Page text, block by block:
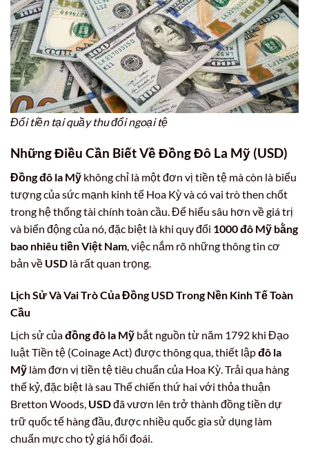
Đổi tiền tại quầy thu đổi ngoại tệ
Những Điều Cần Biết Về Đồng Đô La Mỹ (USD)
Đồng đô la Mỹ không chỉ là một đơn vị tiền tệ mà còn là biểu
tượng của sức mạnh kinh tế Hoa Kỳ và có vai trò then chốt
trong hệ thống tài chính toàn cầu. Để hiểu sâu hơn về giá trị
và biến động của nó, đặc biệt là khi quy đổi 1000 đô Mỹ bằng
bao nhiêu tiền Việt Nam , việc nắm rõ những thông tin cơ
bản về USD là rất quan trọng.
Lịch Sử Và Vai Trò Của Đồng USD Trong Nền Kinh Tế Toàn
Cầu
Lịch sử củađồng đô la Mỹ bắt nguồn từ năm 1792 khi Đạo
luật Tiền tệ (Coinage Act) được thông qua, thiết lậpđô la
Mỹ làm đơn vị tiền tệ tiêu chuẩn của Hoa Kỳ. Trải qua hàng
thế kỷ, đặc biệt là sau Thế chiến thứ hai với thỏa thuận
Bretton Woods, USDđã vươn lên trở thành đồng tiền dự
trữ quốc tế hàng đầu, được nhiều quốc gia sử dụng làm
chuẩn mực cho tỷ giá hối đoái.